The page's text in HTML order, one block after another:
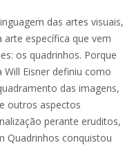
das artes visuais,
específica que vem
os quadrinhos. Porque
Eisner definiu como
das imagens,
outros aspectos
perante eruditos,
Quadrinhos conquistou